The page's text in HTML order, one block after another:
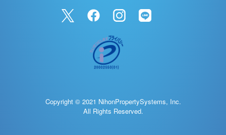
Copyright © 2021 NihonPropertySystems, Inc.
All Rights Reserved.